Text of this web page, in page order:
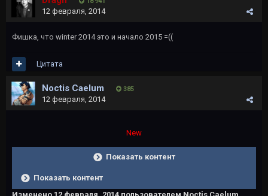
12 февраля, 2014
Фишка, что winter 2014 это и начало 2015 =((
Цитата
Noctis Caelum 385
12 февраля, 2014
New
Показать контент
Показать контент